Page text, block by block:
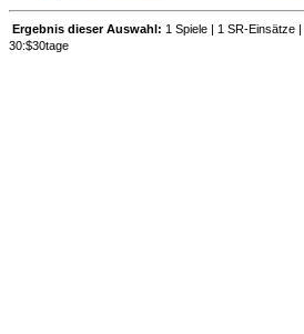
Ergebnis dieser Auswahl: 1 Spiele | 1 SR-Einsätze |
30:$30tage